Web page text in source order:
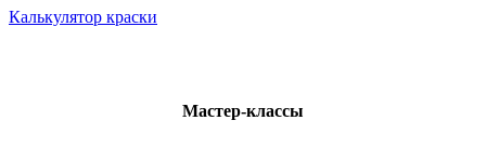
Калькулятор краски
Мастер-классы